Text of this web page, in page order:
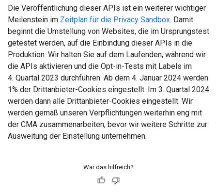
Die Veröffentlichung dieser APIs ist ein weiterer wichtiger
Meilenstein im Zeitplan für die Privacy Sandbox. Damit
beginnt die Umstellung von Websites, die im Ursprungstest
getestet werden, auf die Einbindung dieser APIs in die
Produktion. Wir halten Sie auf dem Laufenden, während wir
die APIs aktivieren und die Opt-in-Tests mit Labels im
4. Quartal 2023 durchführen. Ab dem 4. Januar 2024 werden
1% der Drittanbieter-Cookies eingestellt. Im 3. Quartal 2024
werden dann alle Drittanbieter-Cookies eingestellt. Wir
werden gemäß unseren Verpflichtungen weiterhin eng mit
der CMA zusammenarbeiten, bevor wir weitere Schritte zur
Ausweitung der Einstellung unternehmen.
War das hilfreich?